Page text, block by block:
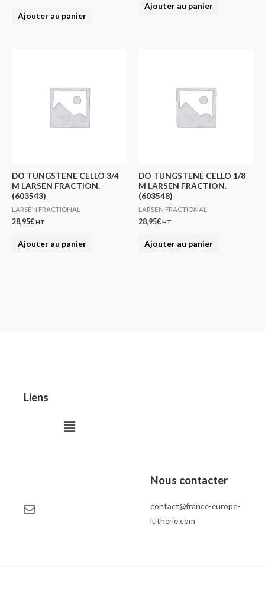
Ajouter au panier
Ajouter au panier
DO TUNGSTENE CELLO 3/4
M LARSEN FRACTION.
(603543)
LARSEN FRACTIONAL
28,95€HT
Ajouter au panier
DO TUNGSTENE CELLO 1/8
M LARSEN FRACTION.
(603548)
LARSEN FRACTIONAL
28,95€HT
Ajouter au panier
Liens
Menu
Nous contacter
contact@france-europe-
lutherie.com